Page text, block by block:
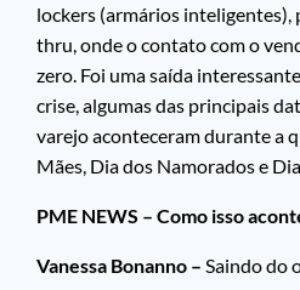
lockers (armários inteligentes),
thru, onde o contato com o
zero. Foi uma saída
crise, algumas das principais
varejo aconteceram durante a
Mães, Dia dos Namorados e
PME NEWS – Como isso
Vanessa Bonanno – Saindo do